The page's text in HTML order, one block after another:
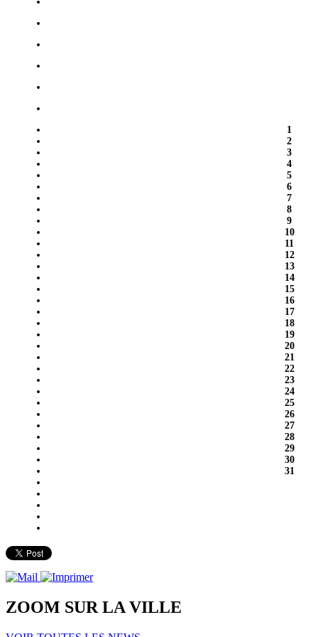
1
2
3
4
5
6
7
8
9
10
11
12
13
14
15
16
17
18
19
20
21
22
23
24
25
26
27
28
29
30
31
ZOOM SUR LAVILLE